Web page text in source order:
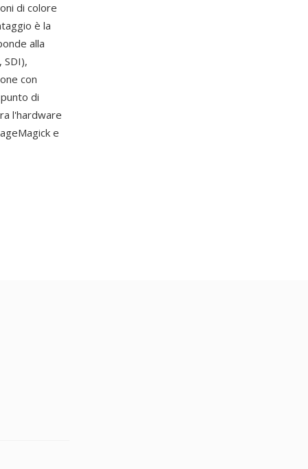
di colore
è la
alla
con
di
l'hardware
e